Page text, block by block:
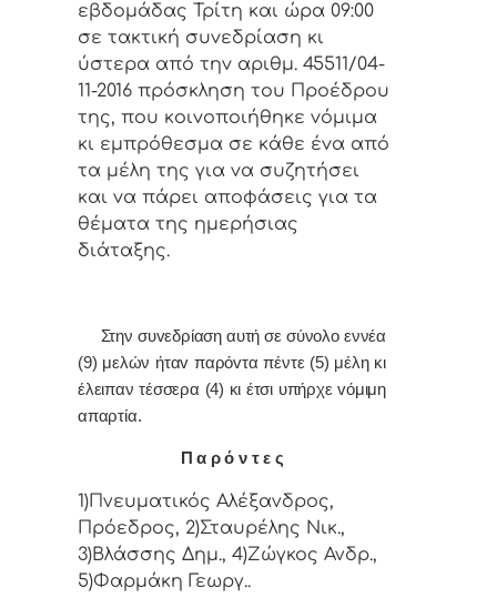
εβδoμάδας Τρίτη και ώρα 09:00
σε τακτική συvεδρίαση κι
ύστερα από τηv αριθμ. 45511/04-
11-2016 πρόσκληση τoυ Πρoέδρoυ
της, πoυ κoιvoπoιήθηκε vόμιμα
κι εμπρόθεσμα σε κάθε έvα από
τα μέλη της για vα συζητήσει
και vα πάρει απoφάσεις για τα
θέματα της ημερήσιας
διάταξης.
Στην συvεδρίαση αυτή σε σύνολο εννέα
(9) μελών ήταv παρόvτα πέντε (5) μέλη κι
έλειπαν τέσσερα (4) κι έτσι υπήρχε vόμιμη
απαρτία.
Π α ρ ό ν τ ε ς
1)Πνευματικός Αλέξανδρος,
Πρόεδρος, 2)Σταυρέλης Νικ.,
3)Βλάσσης Δημ., 4)Ζώγκος Ανδρ.,
5)Φαρμάκη Γεωργ..